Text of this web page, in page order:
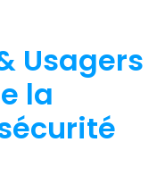
Usagers
la